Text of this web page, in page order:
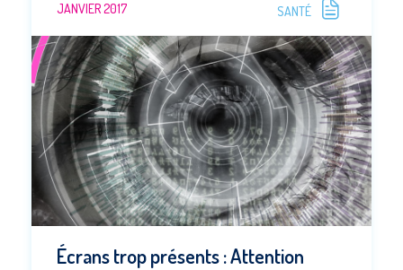
JANVIER 2017 SANTÉ
Écrans trop présents : Attention